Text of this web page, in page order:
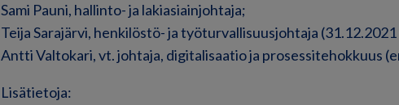
Sami Pauni, hallinto- ja lakiasiainjohtaja;
Teija Sarajärvi, henkilöstö- ja työturvallisuusjohtaja (31.12.2021
Antti Valtokari, vt. johtaja, digitalisaatio ja prosessitehokkuus
Lisätietoja: